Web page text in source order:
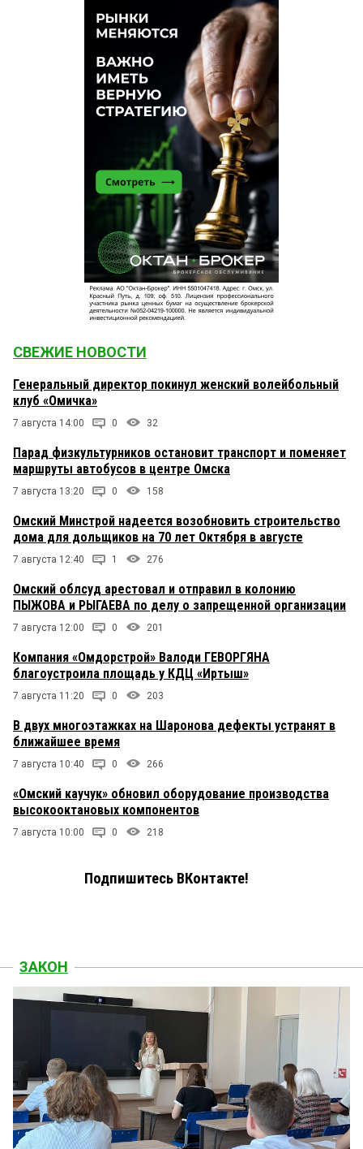
СВЕЖИЕ НОВОСТИ
Генеральный директор покинул женский волейбольный
клуб «Омичка»
7 августа 14:00 0 32
Парад физкультурников остановит транспорт и поменяет
маршруты автобусов в центре Омска
7 августа 13:20 0 158
Омский Минстрой надеется возобновить строительство
дома для дольщиков на 70 лет Октября в августе
7 августа 12:40 1 276
Омский облсуд арестовал и отправил в колонию
ПЫЖОВА и РЫГАЕВА по делу о запрещенной организации
7 августа 12:00 0 201
Компания «Омдорстрой» Валоди ГЕВОРГЯНА
благоустроила площадь у КДЦ «Иртыш»
7 августа 11:20 0 203
В двух многоэтажках на Шаронова дефекты устранят в
ближайшее время
7 августа 10:40 0 266
«Омский каучук» обновил оборудование производства
высокооктановых компонентов
7 августа 10:00 0 218
Подпишитесь ВКонтакте!
ЗАКОН